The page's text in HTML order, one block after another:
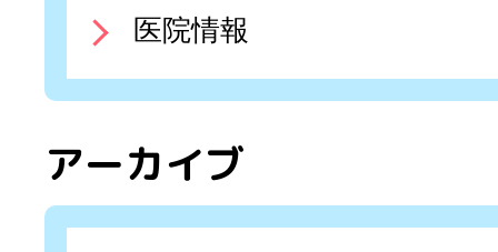
医院情報
アーカイブ